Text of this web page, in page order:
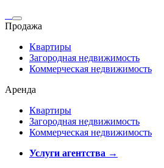
Продажа
Квартиры
Загородная недвижимость
Коммерческая недвижимость
Аренда
Квартиры
Загородная недвижимость
Коммерческая недвижимость
Услуги агентства →